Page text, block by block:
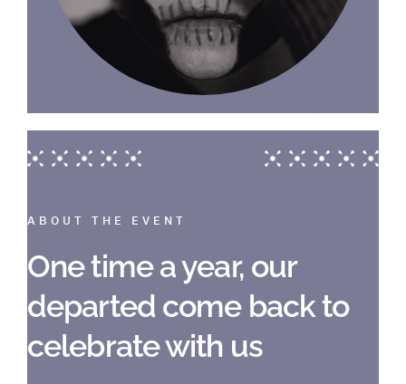
ABOUT THE EVENT
One time a year, our
departed come back to
celebrate with us